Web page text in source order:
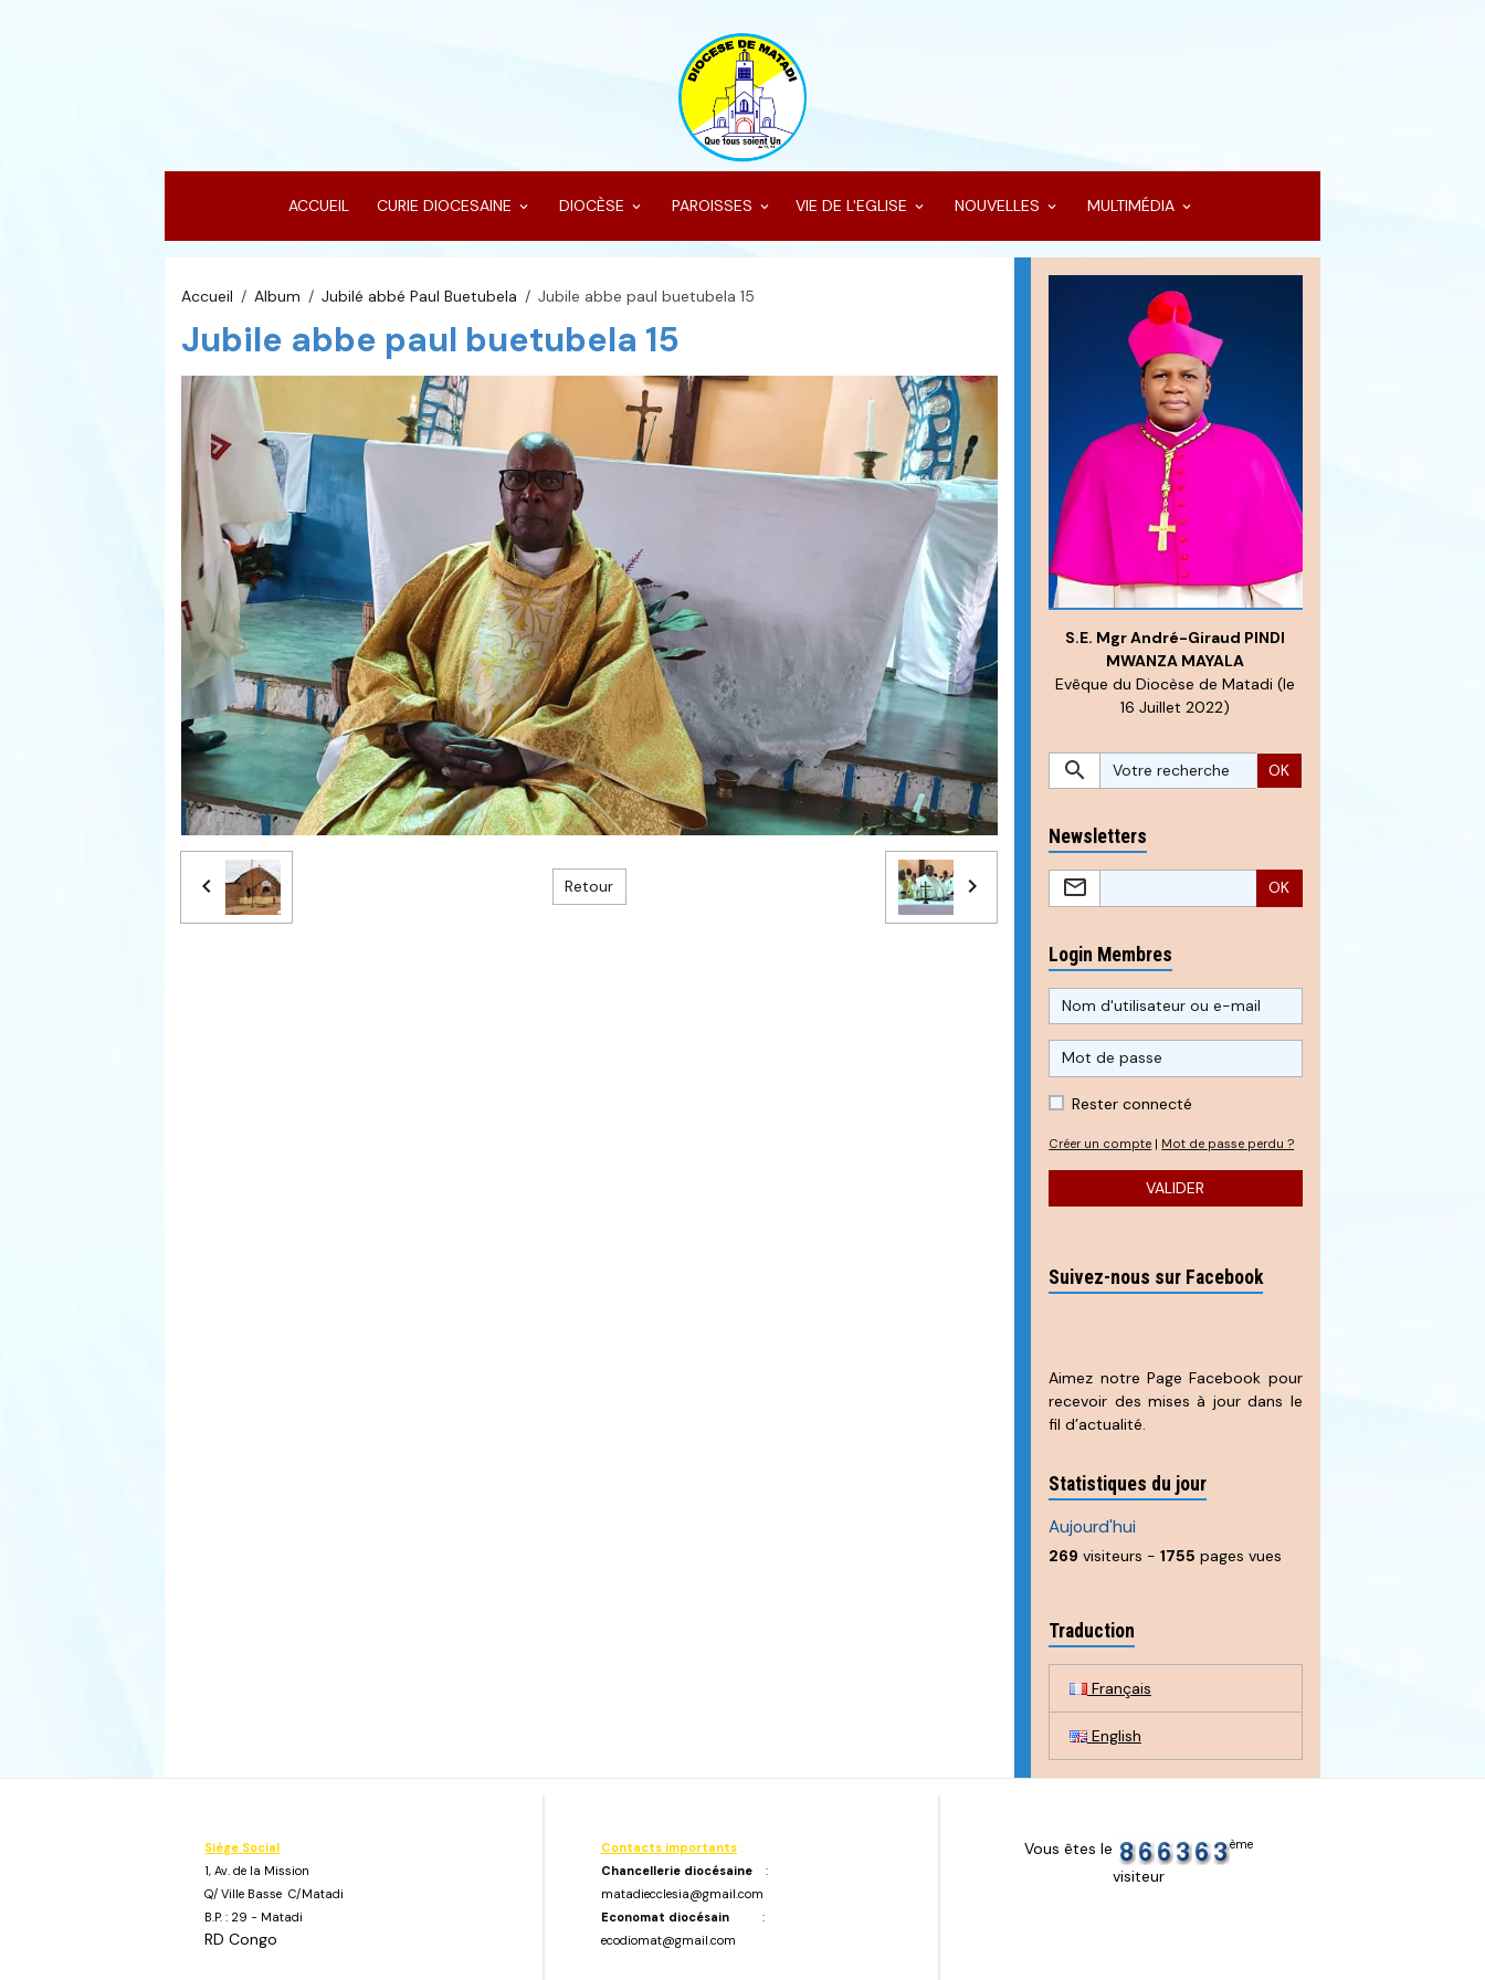
ACCUEIL CURIE DIOCESAINE DIOCÈSE PAROISSES VIE DE L'EGLISE NOUVELLES MULTIMÉDIA
Accueil Album Jubilé abbé Paul Buetubela Jubile abbe paul buetubela 15
Jubile abbe paul buetubela 15
Retour
S.E. Mgr André-Giraud PINDI
MWANZA MAYALA
Evêque du Diocèse de Matadi (le
16 Juillet 2022)
OK
Newsletters
OK
Login Membres
Rester connecté
Créer un compte | Mot de passe perdu ?
VALIDER
Suivez-nous sur Facebook
Aimez notre Page Facebook pour
recevoir des mises à jour dans le
fil d’actualité.
Statistiques du jour
Aujourd'hui
269 visiteurs -1755 pages vues
Traduction
Français
English
Siège Social
1, Av. de la Mission
Q/ Ville Basse C/Matadi
B.P. : 29 - Matadi
RD Congo
Contacts importants:
Chancellerie diocésaine:
matadiecclesia@gmail.com
Economat diocésain:
ecodiomat@gmail.com
Vous êtes le ème
visiteur